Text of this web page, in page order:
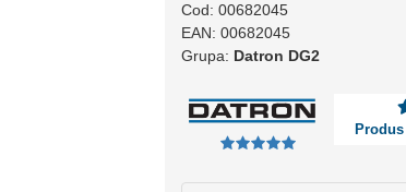
Cod: 00682045
EAN: 00682045
Grupa: Datron DG2